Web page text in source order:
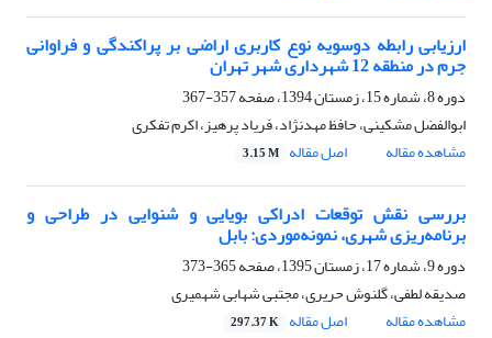
ارزیابی رابطه دوسویه نوع کاربری اراضی بر پراکندگی و فراوانی
جرم در منطقه 12 شهرداری شهر تهران
دوره 8، شماره 15، زمستان 1394، صفحه
357-367
ابوالفضل مشکینی، حافظ مهدنژاد، فریاد پرهیز، اکرم تفکری
مشاهده مقاله
اصل مقاله 3.15 M
بررسی نقش توقعات ادراکی بویایی و شنوایی در طراحی و
برنامه‌ریزی شهری، نمونه‌موردی: بابل
دوره 9، شماره 17، زمستان 1395، صفحه
365-373
صدیقه لطفی، گلنوش حریری، مجتبی شهابی شهمیری
مشاهده مقاله
اصل مقاله 297.37 K